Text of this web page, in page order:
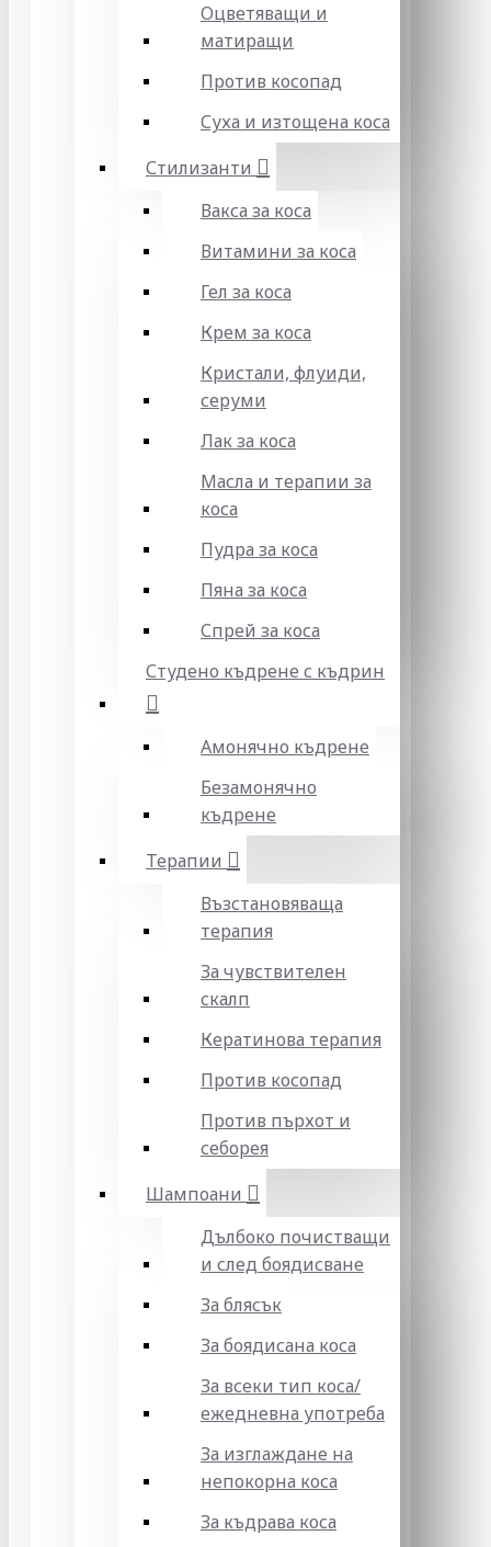
Оцветяващи и
матиращи
Против косопад
Суха и изтощена коса
Стилизанти
Вакса за коса
Витамини за коса
Гел за коса
Крем за коса
Кристали, флуиди,
серуми
Лак за коса
Масла и терапии за
коса
Пудра за коса
Пяна за коса
Спрей за коса
Студено къдрене с къдрин
Амонячно къдрене
Безамонячно
къдрене
Терапии
Възстановяваща
терапия
За чувствителен
скалп
Кератинова терапия
Против косопад
Против пърхот и
себорея
Шампоани
Дълбоко почистващи
и след боядисване
За блясък
За боядисана коса
За всеки тип коса/
ежедневна употреба
За изглаждане на
непокорна коса
За къдрава коса